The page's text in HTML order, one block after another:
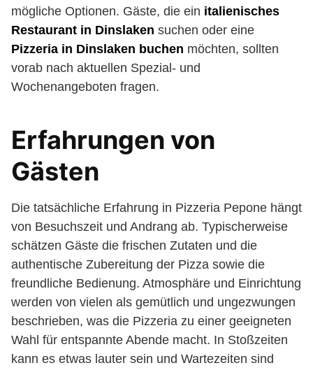
mögliche Optionen. Gäste, die ein italienisches
Restaurant in Dinslaken suchen oder eine
Pizzeria in Dinslaken buchen möchten, sollten
vorab nach aktuellen Spezial- und
Wochenangeboten fragen.
Erfahrungen von
Gästen
Die tatsächliche Erfahrung in Pizzeria Pepone hängt
von Besuchszeit und Andrang ab. Typischerweise
schätzen Gäste die frischen Zutaten und die
authentische Zubereitung der Pizza sowie die
freundliche Bedienung. Atmosphäre und Einrichtung
werden von vielen als gemütlich und ungezwungen
beschrieben, was die Pizzeria zu einer geeigneten
Wahl für entspannte Abende macht. In Stoßzeiten
kann es etwas lauter sein und Wartezeiten sind